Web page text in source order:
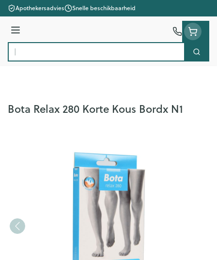
Ga naar de inhoud
Apothekersadvies Snelle beschikbaarheid
Menu
Product, merk, categorie... Zoek
Bota Relax 280 Korte Kous Bordx N1